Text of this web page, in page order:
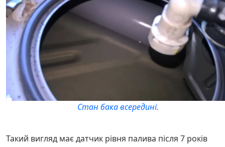
Стан бака всередині.
Такий вигляд має датчик рівня палива після 7 років